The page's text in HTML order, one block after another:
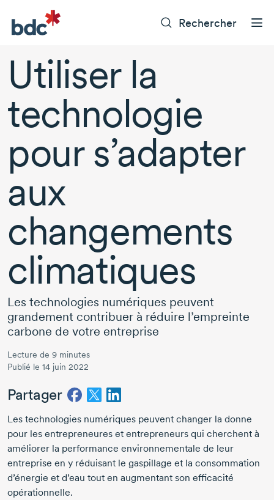
Rechercher
Utiliser la
technologie
pour s’adapter
aux
changements
climatiques
Les technologies numériques peuvent
grandement contribuer à réduire l’empreinte
carbone de votre entreprise
Lecture de 9 minutes
Publié le 14 juin 2022
Partager
Les technologies numériques peuvent changer la donne
pour les entrepreneures et entrepreneurs qui cherchent à
améliorer la performance environnementale de leur
entreprise en y réduisant le gaspillage et la consommation
d’énergie et d’eau tout en augmentant son efficacité
opérationnelle.